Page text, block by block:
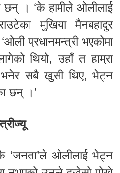
। ‘के हामीले ओलीलाई
मुखिया मैनबहादुर
प्रधानमन्त्री भएकोमा
थियो, उहाँ त हाम्रा
भनेर सबै खुसी थिए, भेट्न
छन् ।’
‘जनता’ले ओलीलाई भेट्न